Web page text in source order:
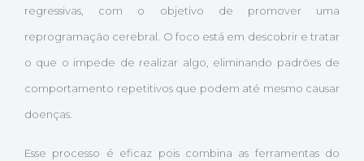
regressivas, com o objetivo de promover uma
reprogramação cerebral. O foco está em descobrir e tratar
o que o impede de realizar algo, eliminando padrões de
comportamento repetitivos que podem até mesmo causar
doenças.
Esse processo é eficaz pois combina as ferramentas do